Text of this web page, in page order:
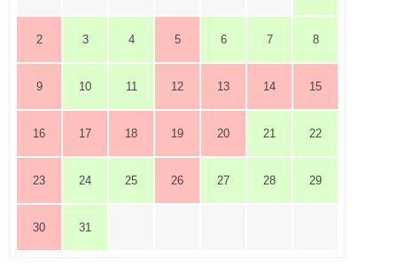
2 3 4 5 6 7 8
9 10 11 12 13 14 15
16 17 18 19 20 21 22
23 24 25 26 27 28 29
30 31